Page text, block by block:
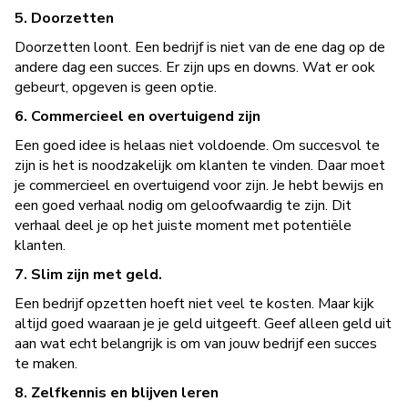
5. Doorzetten
Doorzetten loont. Een bedrijf is niet van de ene dag op de
andere dag een succes. Er zijn ups en downs. Wat er ook
gebeurt, opgeven is geen optie.
6. Commercieel en overtuigend zijn
Een goed idee is helaas niet voldoende. Om succesvol te
zijn is het is noodzakelijk om klanten te vinden. Daar moet
je commercieel en overtuigend voor zijn. Je hebt bewijs en
een goed verhaal nodig om geloofwaardig te zijn. Dit
verhaal deel je op het juiste moment met potentiële
klanten.
7. Slim zijn met geld.
Een bedrijf opzetten hoeft niet veel te kosten. Maar kijk
altijd goed waaraan je je geld uitgeeft. Geef alleen geld uit
aan wat echt belangrijk is om van jouw bedrijf een succes
te maken.
8. Zelfkennis en blijven leren